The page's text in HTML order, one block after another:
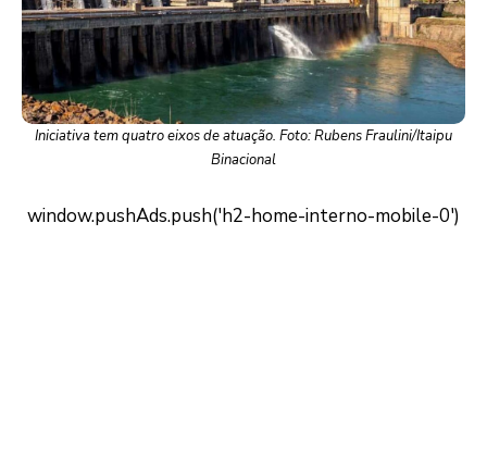
Iniciativa tem quatro eixos de atuação. Foto: Rubens Fraulini/Itaipu
Binacional